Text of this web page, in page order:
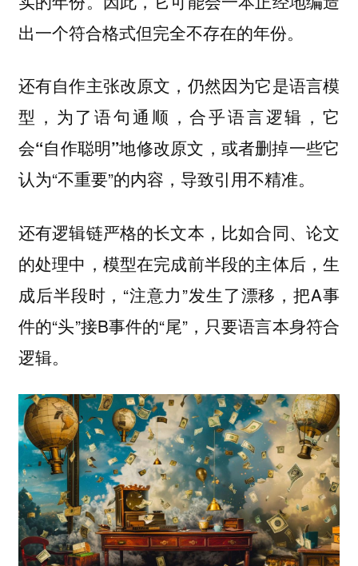
出一个符合格式但完全不存在的年份。
还有自作主张改原文，仍然因为它是语言模
型， 为了语句通顺，合乎语言逻辑，它
会“自作聪明”地修改原文 ，或者删掉一些它
认为“不重要”的内容，导致引用不精准。
还有逻辑链严格的长文本，比如合同、论文
的处理中，模型在完成前半段的主体后，生
成后半段时，“注意力”发生了漂移，把A事
件的“头”接B事件的“尾”，只要语言本身符合
逻辑。